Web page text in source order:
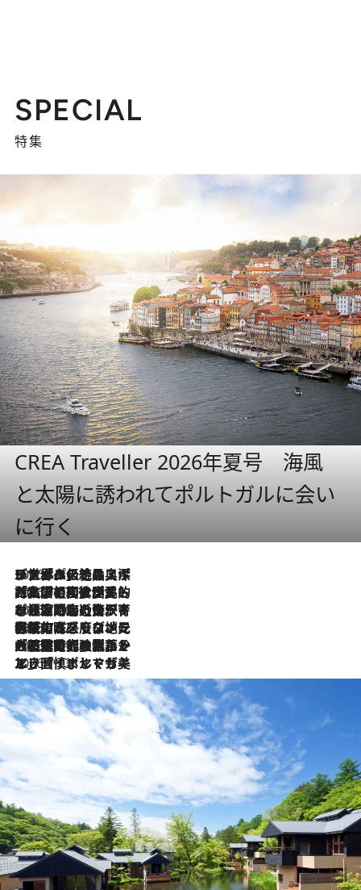
SPECIAL
特集
CREA Traveller 2026年夏号 海風
と太陽に誘われてポルトガルに会い
に行く
2026.8.8
リスボンの絶品スイーツ「パステル・デ・ナタ」とは？ポルトガル伝統の奥深い世界へ
2026.7.27
「私の祖国はポルトガル語です」国民的詩人フェルナンド・ペソアと、彼が愛した文学の街を歩く
2026.7.26
ポルトガル近海が育む極上の海の幸。キリリと冷えた白ワインと愉しむ、シーフード専門店の贅沢
2026.7.22
伝統の味をモダンに昇華。高感度な地元客が集う、リスボンの最旬ガストロノミー
2026.7.21
大航海時代の栄華から、震災、独裁、そして革命へ。ポルトガル・首都リスボンの石畳に刻まれた「歴史の光と影」
2026.7.13
エッセイ・ヤマザキマリ「慎ましくも美しき国 ポルトガル」